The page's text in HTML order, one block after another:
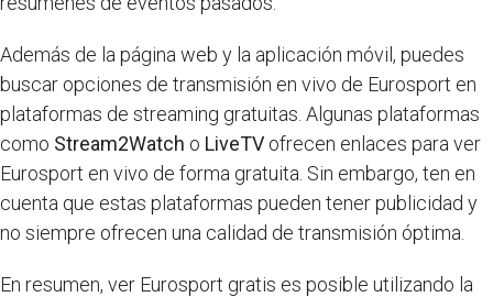
Además de la página web y la aplicación móvil, puedes
buscar opciones de transmisión en vivo de Eurosport en
plataformas de streaming gratuitas. Algunas plataformas
como Stream2Watch o LiveTV ofrecen enlaces para ver
Eurosport en vivo de forma gratuita. Sin embargo, ten en
cuenta que estas plataformas pueden tener publicidad y
no siempre ofrecen una calidad de transmisión óptima.
En resumen, ver Eurosport gratis es posible utilizando la